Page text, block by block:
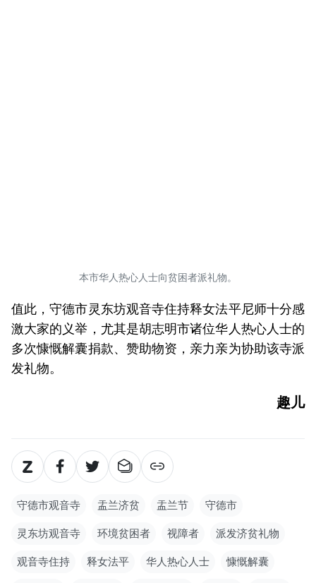
本市华人热心人士向贫困者派礼物。
值此，守德市灵东坊观音寺住持释女法平尼师十分感
激大家的义举，尤其是胡志明市诸位华人热心人士的
多次慷慨解囊捐款、赞助物资，亲力亲为协助该寺派
发礼物。
趣儿
守德市观音寺 盂兰济贫 盂兰节 守德市
灵东坊观音寺 环境贫困者 视障者 派发济贫礼物
观音寺住持 释女法平 华人热心人士 慷慨解囊